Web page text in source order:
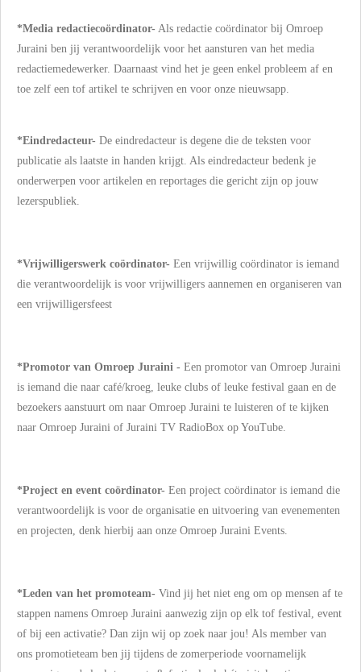
*Media redactiecoördinator- Als redactie coördinator bij Omroep
Juraini ben jij verantwoordelijk voor het aansturen van het media
redactiemedewerker. Daarnaast vind het je geen enkel probleem af en
toe zelf een tof artikel te schrijven en voor onze nieuwsapp.
*Eindredacteur- De eindredacteur is degene die de teksten voor
publicatie als laatste in handen krijgt. Als eindredacteur bedenk je
onderwerpen voor artikelen en reportages die gericht zijn op jouw
lezerspubliek.
*Vrijwilligerswerk coördinator- Een vrijwillig coördinator is iemand
die verantwoordelijk is voor vrijwilligers aannemen en organiseren van
een vrijwilligersfeest
*Promotor van Omroep Juraini - Een promotor van Omroep Juraini
is iemand die naar café/kroeg, leuke clubs of leuke festival gaan en de
bezoekers aanstuurt om naar Omroep Juraini te luisteren of te kijken
naar Omroep Juraini of Juraini TV RadioBox op YouTube.
*Project en event coördinator- Een project coördinator is iemand die
verantwoordelijk is voor de organisatie en uitvoering van evenementen
en projecten, denk hierbij aan onze Omroep Juraini Events.
*Leden van het promoteam- Vind jij het niet eng om op mensen af te
stappen namens Omroep Juraini aanwezig zijn op elk tof festival, event
of bij een activatie? Dan zijn wij op zoek naar jou! Als member van
ons promotieteam ben jij tijdens de zomerperiode voornamelijk